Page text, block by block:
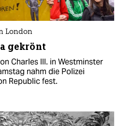
London
gekrönt
Charles III. in Westminster
nahm die Polizei
Republic fest.